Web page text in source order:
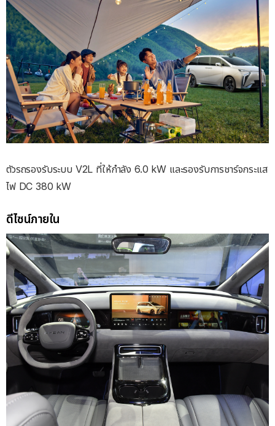
ตัวรถรองรับระบบ V2L ที่ให้กำลัง 6.0 kW และรองรับการชาร์จกระแส
ไฟ DC 380 kW
ดีไซน์ภายใน